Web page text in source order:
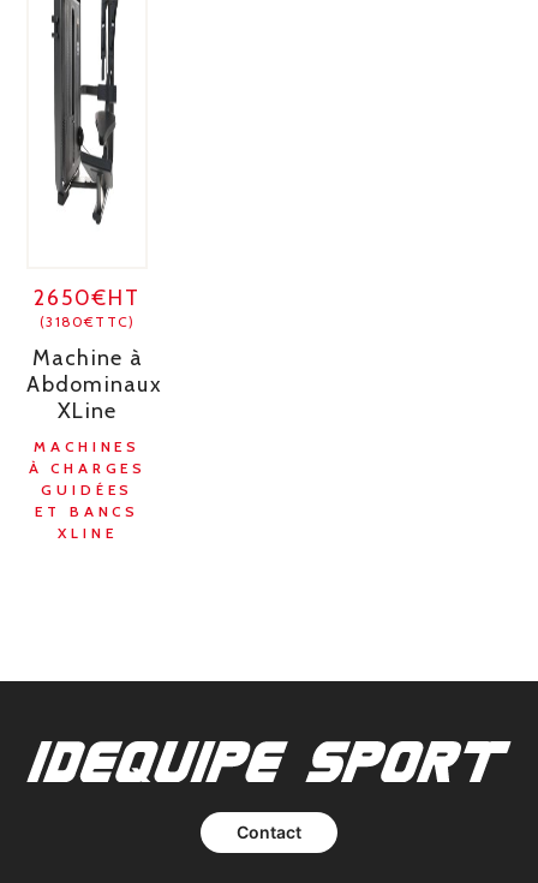
2650€HT
(3180€TTC)
Machine à
Abdominaux
XLine
MACHINES
À CHARGES
GUIDÉES
ET BANCS
XLINE
Contact